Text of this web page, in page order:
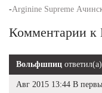
-Arginine Supreme
Комментарии к
Вольфшпиц ответил(а)
Авг 2015 13:44 В